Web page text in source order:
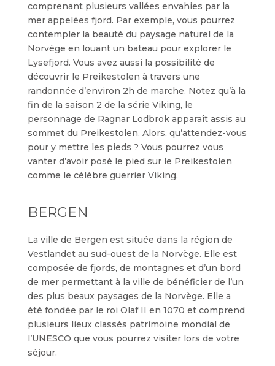
comprenant plusieurs vallées envahies par la
mer appelées fjord. Par exemple, vous pourrez
contempler la beauté du paysage naturel de la
Norvège en louant un bateau pour explorer le
Lysefjord. Vous avez aussi la possibilité de
découvrir le Preikestolen à travers une
randonnée d’environ 2h de marche. Notez qu’à la
fin de la saison 2 de la série Viking, le
personnage de Ragnar Lodbrok apparaît assis au
sommet du Preikestolen. Alors, qu’attendez-vous
pour y mettre les pieds ? Vous pourrez vous
vanter d’avoir posé le pied sur le Preikestolen
comme le célèbre guerrier Viking.
BERGEN
La ville de Bergen est située dans la région de
Vestlandet au sud-ouest de la Norvège. Elle est
composée de fjords, de montagnes et d’un bord
de mer permettant à la ville de bénéficier de l’un
des plus beaux paysages de la Norvège. Elle a
été fondée par le roi Olaf II en 1070 et comprend
plusieurs lieux classés patrimoine mondial de
l’UNESCO que vous pourrez visiter lors de votre
séjour.